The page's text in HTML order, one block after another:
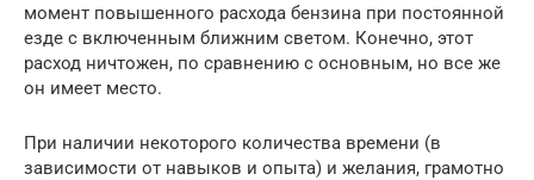
момент повышенного расхода бензина при постоянной
езде с включенным ближним светом. Конечно, этот
расход ничтожен, по сравнению с основным, но все же
он имеет место.
При наличии некоторого количества времени (в
зависимости от навыков и опыта) и желания, грамотно